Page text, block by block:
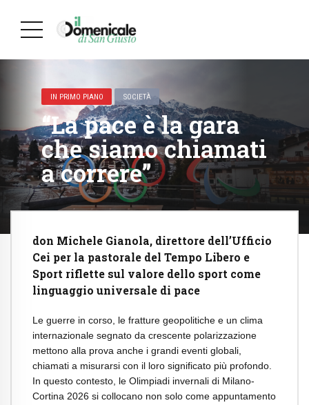
IN PRIMO PIANO SOCIETÀ
“La pace è la gara
che siamo chiamati
a correre”
don Michele Gianola, direttore dell’Ufficio
Cei per la pastorale del Tempo Libero e
Sport riflette sul valore dello sport come
linguaggio universale di pace
Le guerre in corso, le fratture geopolitiche e un clima
internazionale segnato da crescente polarizzazione
mettono alla prova anche i grandi eventi globali,
chiamati a misurarsi con il loro significato più profondo.
In questo contesto, le Olimpiadi invernali di Milano-
Cortina 2026 si collocano non solo come appuntamento